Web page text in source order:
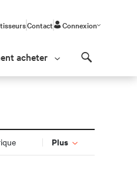
Contact Connexion
acheter
Plus